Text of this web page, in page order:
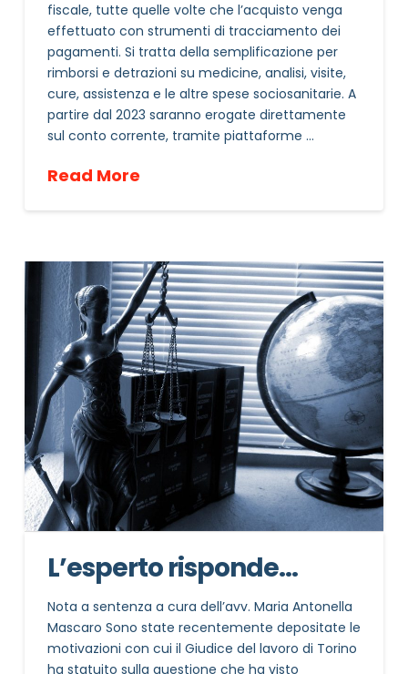
fiscale, tutte quelle volte che l’acquisto venga
effettuato con strumenti di tracciamento dei
pagamenti. Si tratta della semplificazione per
rimborsi e detrazioni su medicine, analisi, visite,
cure, assistenza e le altre spese sociosanitarie. A
partire dal 2023 saranno erogate direttamente
sul conto corrente, tramite piattaforme …
Read More
L’esperto risponde…
Nota a sentenza a cura dell’avv. Maria Antonella
Mascaro Sono state recentemente depositate le
motivazioni con cui il Giudice del lavoro di Torino
ha statuito sulla questione che ha visto